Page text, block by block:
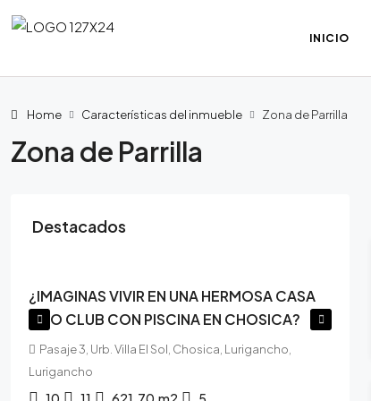
INICIO
Home Características del inmueble Zona de Parrilla
Zona de Parrilla
Destacados
¿IMAGINAS VIVIR EN UNA HERMOSA CASA
TIPO CLUB CON PISCINA EN CHOSICA?
Pasaje 3, Urb. Villa El Sol, Chosica, Lurigancho,
Lurigancho